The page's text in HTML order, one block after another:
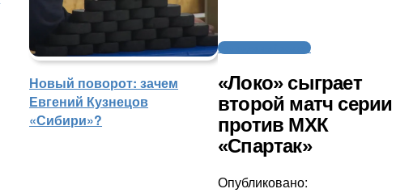
Новый поворот: зачем
Евгений Кузнецов
«Сибири»?
Молодежный хоккей
«Локо» сыграет
второй матч серии
против МХК
«Спартак»
Опубликовано: